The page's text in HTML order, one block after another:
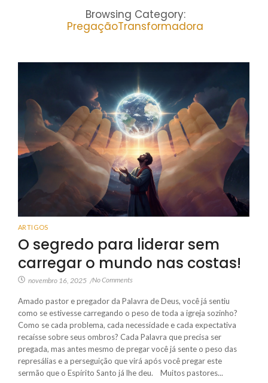
Browsing Category:
PregaçãoTransformadora
ARTIGOS
O segredo para liderar sem
carregar o mundo nas costas!
novembro 16, 2025 /No Comments
Amado pastor e pregador da Palavra de Deus, você já sentiu
como se estivesse carregando o peso de toda a igreja sozinho?
Como se cada problema, cada necessidade e cada expectativa
recaísse sobre seus ombros? Cada Palavra que precisa ser
pregada, mas antes mesmo de pregar você já sente o peso das
represálias e a perseguição que virá após você pregar este
sermão que o Espírito Santo já lhe deu. Muitos pastores...